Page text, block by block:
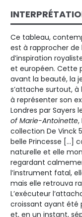
Ce tableau,
est à rapprocher de
d’inspiration
et européen. Cette
avant la beauté, la
s’attache surtout,
à représenter son
Londres par Sayers
of Marie-Antoinette,
collection De Vinck
belle Princesse […]
naturelle et elle
regardant
l’instrument fatal,
mais elle retrouva
L’exécuteur
croissant ayant été
et, en un instant,